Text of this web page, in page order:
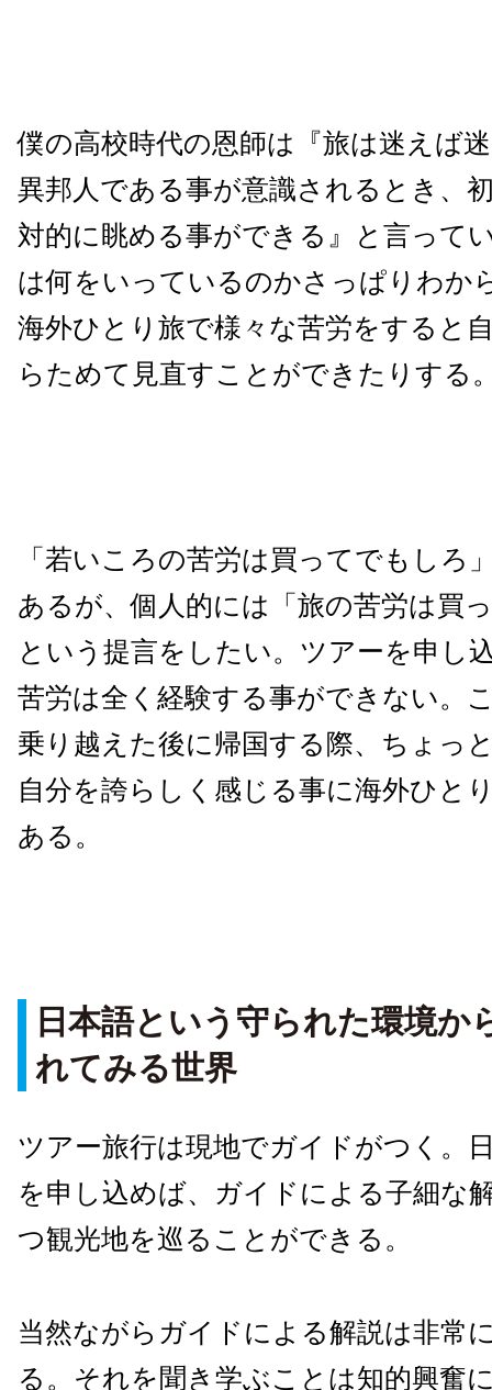
僕の高校時代の恩師は『旅は迷えば
異邦人である事が意識されるとき、
対的に眺める事ができる』と言って
は何をいっているのかさっぱりわか
海外ひとり旅で様々な苦労をすると
らためて見直すことができたりする
「若いころの苦労は買ってでもしろ
あるが、個人的には「旅の苦労は買
という提言をしたい。ツアーを申し
苦労は全く経験する事ができない。
乗り越えた後に帰国する際、ちょっ
自分を誇らしく感じる事に海外ひと
ある。
日本語という守られた環境か
れてみる世界
ツアー旅行は現地でガイドがつく。
を申し込めば、ガイドによる子細な
つ観光地を巡ることができる。
当然ながらガイドによる解説は非常
る。それを聞き学ぶことは知的興奮